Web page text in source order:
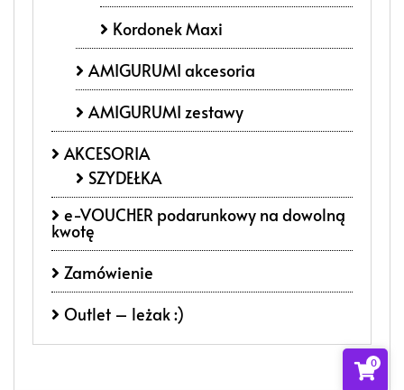
Kordonek Maxi
AMIGURUMI akcesoria
AMIGURUMI zestawy
AKCESORIA
SZYDEŁKA
e-VOUCHER podarunkowy na dowolną
kwotę
Zamówienie
Outlet – leżak :)
0